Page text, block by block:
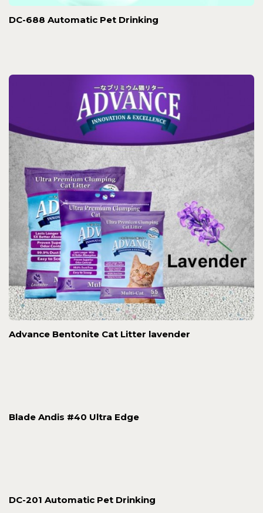
DC-688 Automatic Pet Drinking
Advance Bentonite Cat Litter lavender
Blade Andis #40 Ultra Edge
DC-201 Automatic Pet Drinking